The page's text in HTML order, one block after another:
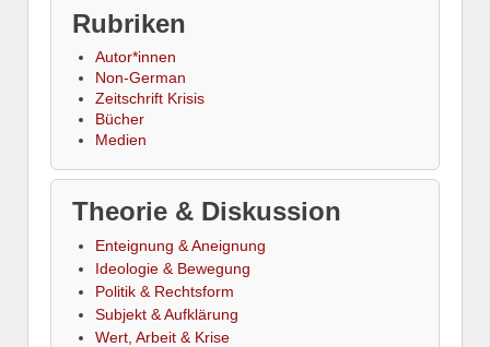
Rubriken
Autor*innen
Non-German
Zeitschrift Krisis
Bücher
Medien
Theorie & Diskussion
Enteignung & Aneignung
Ideologie & Bewegung
Politik & Rechtsform
Subjekt & Aufklärung
Wert, Arbeit & Krise